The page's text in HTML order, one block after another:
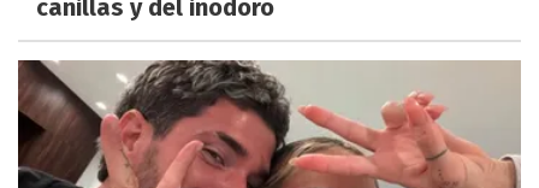
canillas y del inodoro